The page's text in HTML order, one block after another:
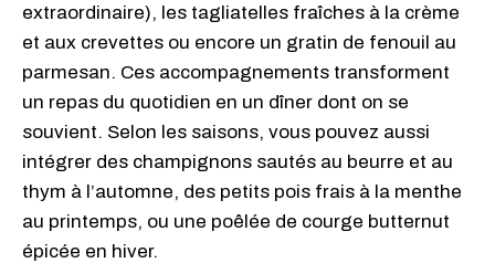
extraordinaire), les tagliatelles fraîches à la crème
et aux crevettes ou encore un gratin de fenouil au
parmesan. Ces accompagnements transforment
un repas du quotidien en un dîner dont on se
souvient. Selon les saisons, vous pouvez aussi
intégrer des champignons sautés au beurre et au
thym à l’automne, des petits pois frais à la menthe
au printemps, ou une poêlée de courge butternut
épicée en hiver.